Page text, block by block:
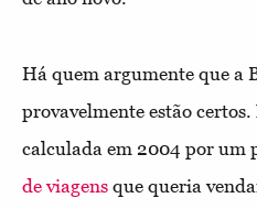
Há quem argumente que a
provavelmente estão
calculada em 2004 por um
de viagens que queria